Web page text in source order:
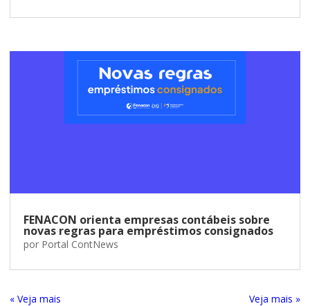
FENACON orienta empresas contábeis sobre
novas regras para empréstimos consignados
por Portal ContNews
« Entradas Antigas Próximas Entradas »